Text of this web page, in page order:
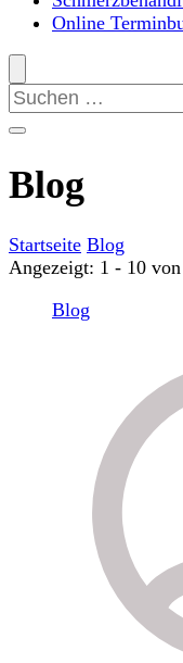
Online
Suchen
nach:
Blog
Startseite Blog
Angezeigt: 1 - 10
Blog